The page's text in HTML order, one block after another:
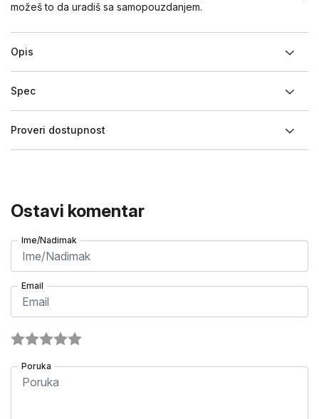
možeš to da uradiš sa samopouzdanjem.
Opis
Spec
Proveri dostupnost
Ostavi komentar
Ime/Nadimak
Email
Poruka